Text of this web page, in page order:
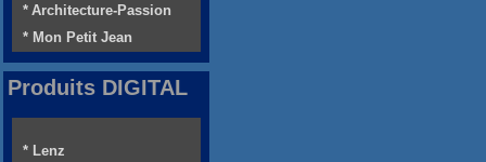
* Architecture-Passion
* Mon Petit Jean
Produits DIGITAL
* Lenz